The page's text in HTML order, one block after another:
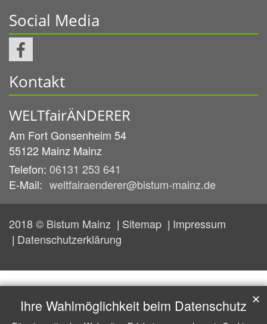
Social Media
Kontakt
WELTfairÄNDERER
Am Fort Gonsenheim 54
55122 Mainz Mainz
Telefon: 06131 253 641
E-Mail: weltfairaenderer@bistum-mainz.de
2018 © Bistum Mainz Sitemap
Impressum
Datenschutzerklärung
Ihre Wahlmöglichkeit beim Datenschutz ✕